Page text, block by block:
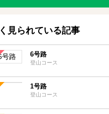
見られている記事
6号路
登山コース
1号路
登山コース